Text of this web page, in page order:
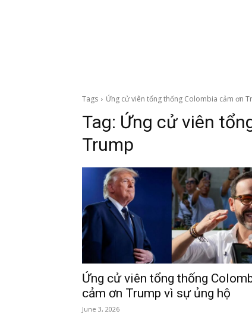
Tags Ứng cử viên tổng thống Colombia cảm ơn
Tag: Ứng cử viên
Trump
Ứng cử viên tổng thống
cảm ơn Trump vì sự ủng hộ
June 3, 2026